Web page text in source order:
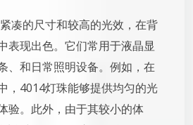
凑的尺寸和较高的光效，在背
表现出色。它们常用于液晶显
、和日常照明设备。例如，在
，4014灯珠能够提供均匀的光
验。此外，由于其较小的体